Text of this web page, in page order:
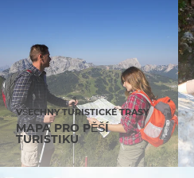
VŠECHNY TURISTICKÉ TRASY
MAPA PRO PĚŠÍ
TURISTIKU